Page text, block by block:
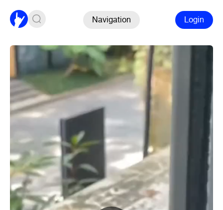
Navigation Login